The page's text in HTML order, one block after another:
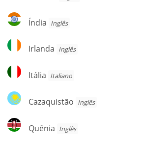
Índia
Índia Inglês
Irlanda
Irlanda Inglês
Itália
Itália Italiano
Cazaquistão
Cazaquistão Inglês
Quênia
Quênia Inglês